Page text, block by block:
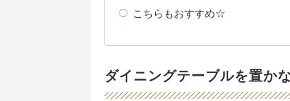
こちらもおすすめ☆
ダイニングテーブルを置か